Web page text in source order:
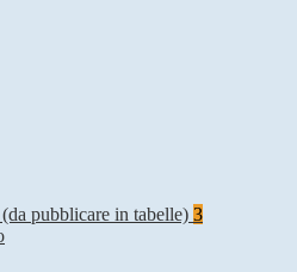
pubblicare in tabelle) 3